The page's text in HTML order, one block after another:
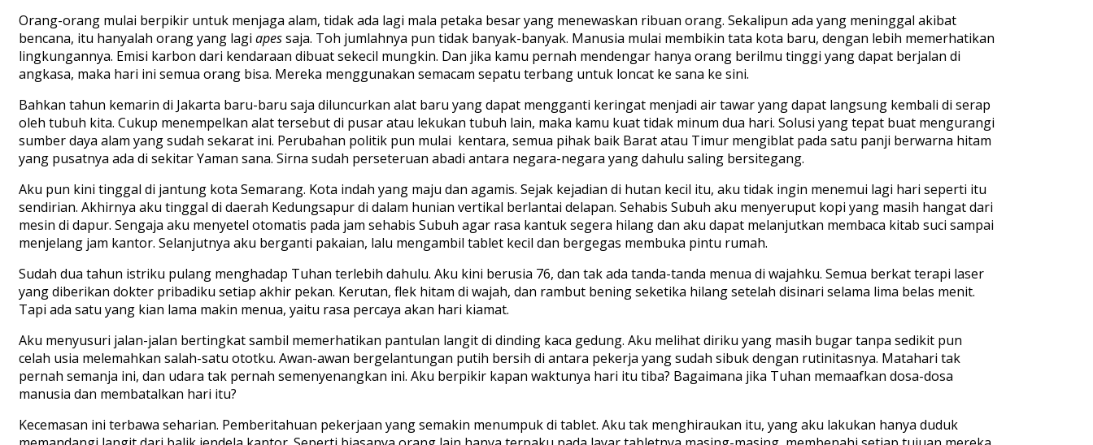
Orang-orang mulai berpikir untuk menjaga alam, tidak ada lagi mala petaka besar yang menewaskan ribuan orang. Sekalipun ada yang meninggal akibat
bencana, itu hanyalah orang yang lagi apessaja. Toh jumlahnya pun tidak banyak-banyak. Manusia mulai membikin tata kota baru, dengan lebih memerhatikan
lingkungannya. Emisi karbon dari kendaraan dibuat sekecil mungkin. Dan jika kamu pernah mendengar hanya orang berilmu tinggi yang dapat berjalan di
angkasa, maka hari ini semua orang bisa. Mereka menggunakan semacam sepatu terbang untuk loncat ke sana ke sini.
Bahkan tahun kemarin di Jakarta baru-baru saja diluncurkan alat baru yang dapat mengganti keringat menjadi air tawar yang dapat langsung kembali di serap
oleh tubuh kita. Cukup menempelkan alat tersebut di pusar atau lekukan tubuh lain, maka kamu kuat tidak minum dua hari. Solusi yang tepat buat mengurangi
sumber daya alam yang sudah sekarat ini. Perubahan politik pun mulai kentara, semua pihak baik Barat atau Timur mengiblat pada satu panji berwarna hitam
yang pusatnya ada di sekitar Yaman sana. Sirna sudah perseteruan abadi antara negara-negara yang dahulu saling bersitegang.
Aku pun kini tinggal di jantung kota Semarang. Kota indah yang maju dan agamis. Sejak kejadian di hutan kecil itu, aku tidak ingin menemui lagi hari seperti itu
sendirian. Akhirnya aku tinggal di daerah Kedungsapur di dalam hunian vertikal berlantai delapan. Sehabis Subuh aku menyeruput kopi yang masih hangat dari
mesin di dapur. Sengaja aku menyetel otomatis pada jam sehabis Subuh agar rasa kantuk segera hilang dan aku dapat melanjutkan membaca kitab suci sampai
menjelang jam kantor. Selanjutnya aku berganti pakaian, lalu mengambil tablet kecil dan bergegas membuka pintu rumah.
Sudah dua tahun istriku pulang menghadap Tuhan terlebih dahulu. Aku kini berusia 76, dan tak ada tanda-tanda menua di wajahku. Semua berkat terapi laser
yang diberikan dokter pribadiku setiap akhir pekan. Kerutan, flek hitam di wajah, dan rambut bening seketika hilang setelah disinari selama lima belas menit.
Tapi ada satu yang kian lama makin menua, yaitu rasa percaya akan hari kiamat.
Aku menyusuri jalan-jalan bertingkat sambil memerhatikan pantulan langit di dinding kaca gedung. Aku melihat diriku yang masih bugar tanpa sedikit pun
celah usia melemahkan salah-satu ototku. Awan-awan bergelantungan putih bersih di antara pekerja yang sudah sibuk dengan rutinitasnya. Matahari tak
pernah semanja ini, dan udara tak pernah semenyenangkan ini. Aku berpikir kapan waktunya hari itu tiba? Bagaimana jika Tuhan memaafkan dosa-dosa
manusia dan membatalkan hari itu?
Kecemasan ini terbawa seharian. Pemberitahuan pekerjaan yang semakin menumpuk di tablet. Aku tak menghiraukan itu, yang aku lakukan hanya duduk